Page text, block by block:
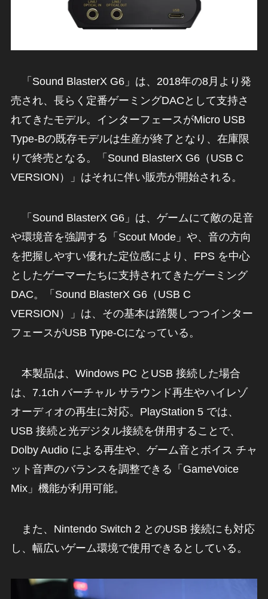
「Sound BlasterX G6」は、2018年の8月より発
売され、長らく定番ゲーミングDACとして支持さ
れてきたモデル。インターフェースがMicro USB
Type-Bの既存モデルは生産が終了となり、在庫限
りで終売となる。「Sound BlasterX G6（USB C
VERSION）」はそれに伴い販売が開始される。
「Sound BlasterX G6」は、ゲームにて敵の足音
や環境音を強調する「Scout Mode」や、音の方向
を把握しやすい優れた定位感により、FPS を中心
としたゲーマーたちに支持されてきたゲーミング
DAC。「Sound BlasterX G6（USB C
VERSION）」は、その基本は踏襲しつつインター
フェースがUSB Type-Cになっている。
本製品は、Windows PC とUSB 接続した場合
は、7.1ch バーチャル サラウンド再生やハイレゾ
オーディオの再生に対応。PlayStation 5 では、
USB 接続と光デジタル接続を併用することで、
Dolby Audio による再生や、ゲーム音とボイス チャ
ット音声のバランスを調整できる「GameVoice
Mix」機能が利用可能。
また、Nintendo Switch 2 とのUSB 接続にも対応
し、幅広いゲーム環境で使用できるとしている。